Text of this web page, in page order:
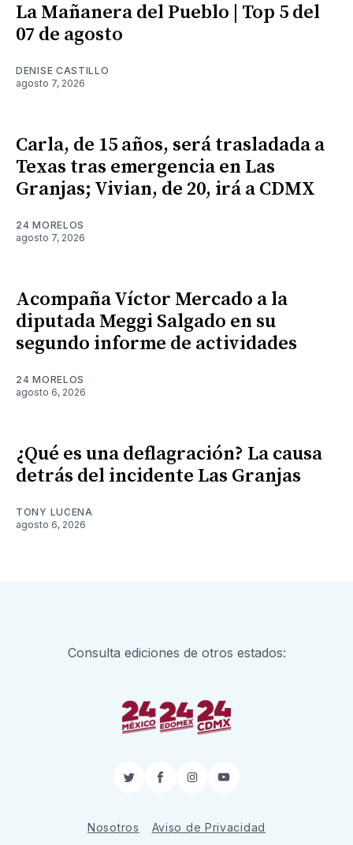
La Mañanera del Pueblo | Top 5 del
07 de agosto
DENISE CASTILLO
agosto 7, 2026
Carla, de 15 años, será trasladada a
Texas tras emergencia en Las
Granjas; Vivian, de 20, irá a CDMX
24 MORELOS
agosto 7, 2026
Acompaña Víctor Mercado a la
diputada Meggi Salgado en su
segundo informe de actividades
24 MORELOS
agosto 6, 2026
¿Qué es una deflagración? La causa
detrás del incidente Las Granjas
TONY LUCENA
agosto 6, 2026
Consulta ediciones de otros estados:
TwitterFacebook
InstagramYouTube
Nosotros Aviso de Privacidad